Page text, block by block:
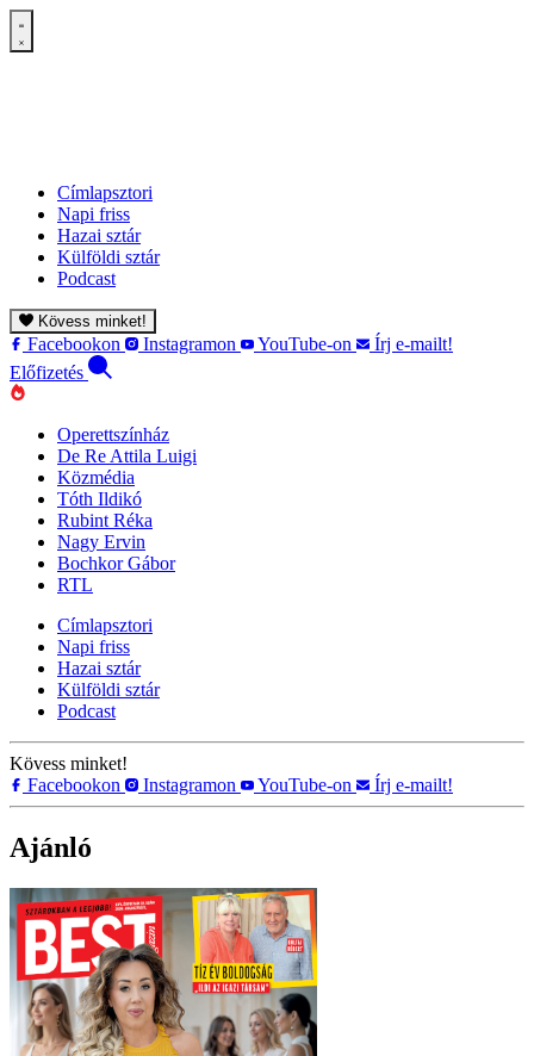
Címlapsztori
Napi friss
Hazai sztár
Külföldi sztár
Podcast
Kövess minket!
Facebookon Instagramon YouTube-on
Írj e-mailt!
Előfizetés
Operettszínház
De Re Attila Luigi
Közmédia
Tóth Ildikó
Rubint Réka
Nagy Ervin
Bochkor Gábor
RTL
Címlapsztori
Napi friss
Hazai sztár
Külföldi sztár
Podcast
Kövess minket!
Facebookon
Instagramon YouTube-on Írj e-mailt!
Ajánló